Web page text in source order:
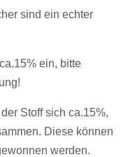
sind ein echter
ein, bitte
Stoff sich ca.15%,
Diese können
werden.